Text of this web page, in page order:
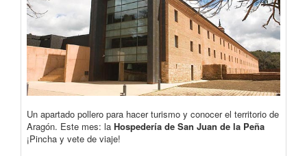
Un apartado pollero para hacer turismo y conocer el territorio de
Aragón. Este mes: la Hospedería de San Juan de la Peña
¡Pincha y vete de viaje!